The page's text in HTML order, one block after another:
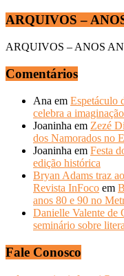
ARQUIVOS –
ARQUIVOS – ANOS
Comentários
Ana em Espetáculo
celebra a
Joaninha em Zezé
dos Namorados no
Joaninha em Festa
edição histórica
Bryan Adams traz
Revista InFoco em
anos 80 e 90 no
Danielle Valente de
seminário sobre
Fale Conosco